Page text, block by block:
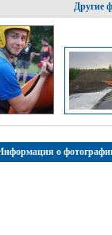
Другие
о